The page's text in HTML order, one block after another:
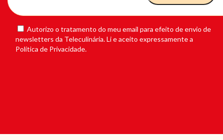
Autorizo o tratamento do meu email para efeito de envio de
newsletters da Teleculinária. Li e aceito expressamente a
Política de Privacidade.